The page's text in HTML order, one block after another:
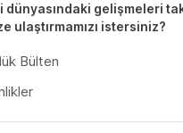
dünyasındaki gelişmeleri
ulaştırmamızı istersiniz?
Bülten